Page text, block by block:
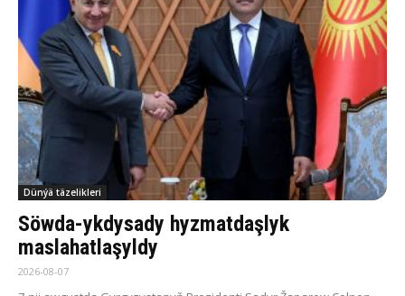
Dünýä täzelikleri
Söwda-ykdysady hyzmatdaşlyk
maslahatlaşyldy
2026-08-07